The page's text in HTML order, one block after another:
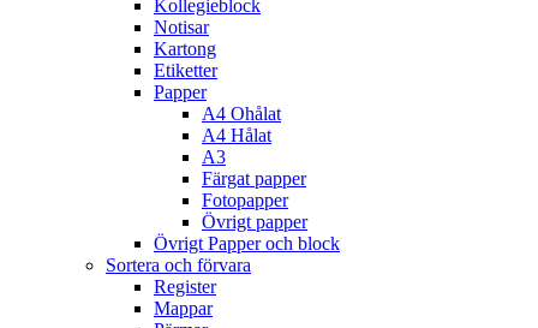
Kollegieblock
Notisar
Kartong
Etiketter
Papper
A4 Ohålat
A4 Hålat
A3
Färgat papper
Fotopapper
Övrigt papper
Övrigt Papper och block
Sortera och förvara
Register
Mappar